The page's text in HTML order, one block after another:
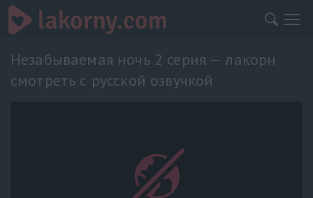
Незабываемая ночь 2 серия — лакорн
смотреть с русской озвучкой